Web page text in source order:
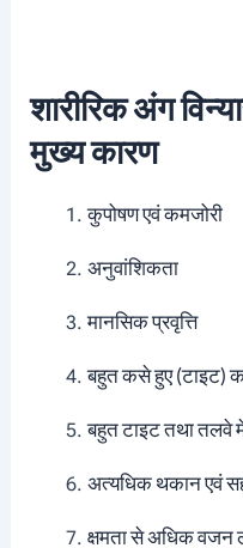
शारीरिक अंग
मुख्य कारण
कुपोषण एवं कमजोरी
अनुवांशिकता
मानसिक प्रवृत्ति
बहुत कसे हुए (टाइट)
बहुत टाइट तथा तलवे
अत्यधिक थकान एवं
क्षमता से अधिक वजन